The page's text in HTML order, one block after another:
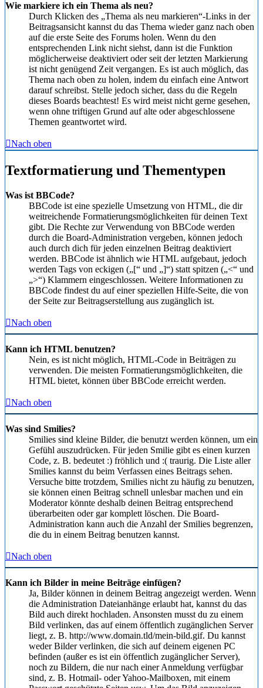
Wie markiere ich ein Thema als neu?
Durch Klicken des „Thema als neu markieren“-Links in der
Beitragsansicht kannst du das Thema wieder ganz nach oben
auf die erste Seite des Forums holen. Wenn du den
entsprechenden Link nicht siehst, dann ist die Funktion
möglicherweise deaktiviert oder seit der letzten Markierung
ist nicht genügend Zeit vergangen. Es ist auch möglich, das
Thema nach oben zu holen, indem du einfach eine Antwort
darauf schreibst. Stelle jedoch sicher, dass du die Regeln
dieses Boards beachtest! Es wird meist nicht gerne gesehen,
wenn ohne triftigen Grund auf alte oder abgeschlossene
Themen geantwortet wird.
Nach oben
Textformatierung und Thementypen
Was ist BBCode?
BBCode ist eine spezielle Umsetzung von HTML, die dir
weitreichende Formatierungsmöglichkeiten für deinen Text
gibt. Die Rechte zur Verwendung von BBCode werden
durch die Board-Administration vergeben, können jedoch
auch durch dich für jeden einzelnen Beitrag deaktiviert
werden. BBCode ist ähnlich wie HTML aufgebaut, jedoch
werden Tags von eckigen („[“ und „]“) statt spitzen („<“ und
„>“) Klammern eingeschlossen. Weitere Informationen zu
BBCode findest du auf einer speziellen Hilfe-Seite, die von
der Seite zur Beitragserstellung aus zugänglich ist.
Nach oben
Kann ich HTML benutzen?
Nein, es ist nicht möglich, HTML-Code in Beiträgen zu
verwenden. Die meisten Formatierungsmöglichkeiten, die
HTML bietet, können über BBCode erreicht werden.
Nach oben
Was sind Smilies?
Smilies sind kleine Bilder, die benutzt werden können, um ein
Gefühl auszudrücken. Für jeden Smilie gibt es einen kurzen
Code, z. B. bedeutet :) fröhlich und :( traurig. Die Liste aller
Smilies kannst du beim Verfassen eines Beitrags sehen.
Versuche bitte trotzdem, Smilies nicht zu häufig zu benutzen,
sie können einen Beitrag schnell unlesbar machen und ein
Moderator könnte deshalb deinen Beitrag entsprechend
überarbeiten oder gar komplett löschen. Die Board-
Administration kann auch die Anzahl der Smilies begrenzen,
die du in einem Beitrag benutzen kannst.
Nach oben
Kann ich Bilder in meine Beiträge einfügen?
Ja, Bilder können in deinem Beitrag angezeigt werden. Wenn
die Administration Dateianhänge erlaubt hat, kannst du das
Bild auch direkt hochladen. Ansonsten musst du zu einem
Bild verlinken, das auf einem öffentlich zugänglichen Server
liegt, z. B. http://www.domain.tld/mein-bild.gif. Du kannst
weder Bilder verlinken, die sich auf deinem eigenen PC
befinden (außer es ist ein öffentlich zugänglicher Server),
noch zu Bildern, die nur nach einer Anmeldung verfügbar
sind, z. B. Hotmail- oder Yahoo-Mailboxen, mit einem